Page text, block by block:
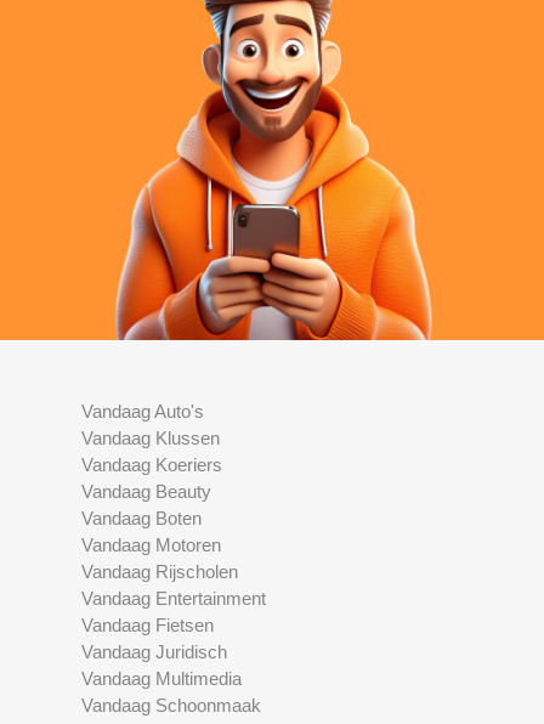
Vandaag Auto's
Vandaag Klussen
Vandaag Koeriers
Vandaag Beauty
Vandaag Boten
Vandaag Motoren
Vandaag Rijscholen
Vandaag Entertainment
Vandaag Fietsen
Vandaag Juridisch
Vandaag Multimedia
Vandaag Schoonmaak